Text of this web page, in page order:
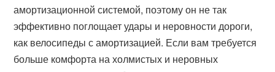
амортизационной системой, поэтому он не так
эффективно поглощает удары и неровности дороги,
как велосипеды с амортизацией. Если вам требуется
больше комфорта на холмистых и неровных